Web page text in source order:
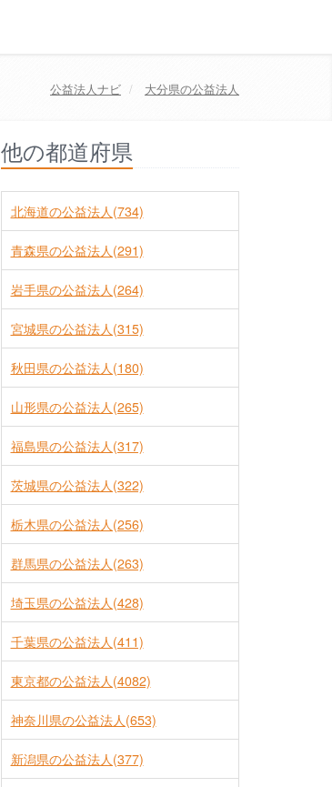
公益法人ナビ 大分県の公益法人
他の都道府県
北海道の公益法人(734)
青森県の公益法人(291)
岩手県の公益法人(264)
宮城県の公益法人(315)
秋田県の公益法人(180)
山形県の公益法人(265)
福島県の公益法人(317)
茨城県の公益法人(322)
栃木県の公益法人(256)
群馬県の公益法人(263)
埼玉県の公益法人(428)
千葉県の公益法人(411)
東京都の公益法人(4082)
神奈川県の公益法人(653)
新潟県の公益法人(377)